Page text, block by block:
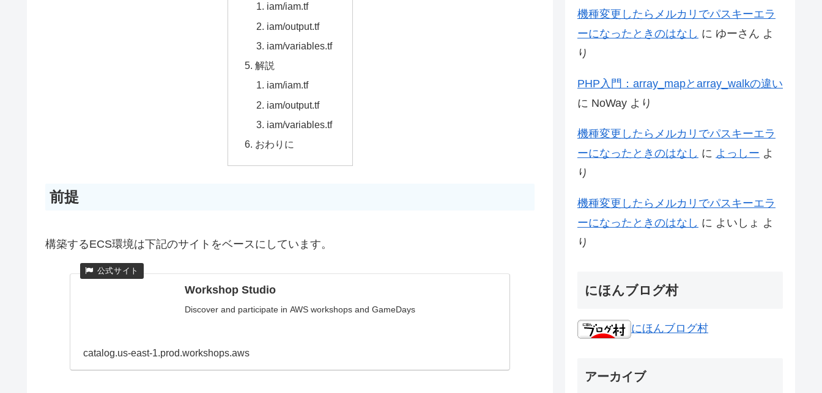
iam/iam.tf
iam/output.tf
iam/variables.tf
解説
iam/iam.tf
iam/output.tf
iam/variables.tf
おわりに
前提
構築するECS環境は下記のサイトをベースにしています。
Workshop Studio
Discover and participate in AWS workshops and GameDays
catalog.us-east-1.prod.workshops.aws
機種変更したらメルカリでパスキーエラ
ーになったときのはなし に ゆーさん よ
り
PHP入門：array_mapとarray_walkの違い
に NoWay より
機種変更したらメルカリでパスキーエラ
ーになったときのはなし に よっしー よ
り
機種変更したらメルカリでパスキーエラ
ーになったときのはなし に よいしょ よ
り
にほんブログ村
にほんブログ村
アーカイブ